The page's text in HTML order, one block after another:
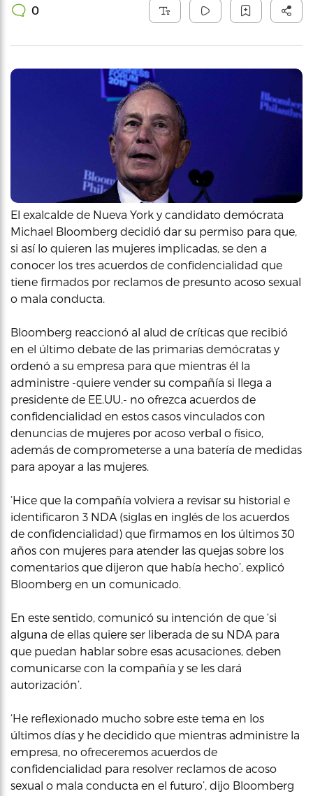
0
El exalcalde de Nueva York y candidato demócrata
Michael Bloomberg decidió dar su permiso para que,
si así lo quieren las mujeres implicadas, se den a
conocer los tres acuerdos de confidencialidad que
tiene firmados por reclamos de presunto acoso sexual
o mala conducta.
Bloomberg reaccionó al alud de críticas que recibió
en el último debate de las primarias demócratas y
ordenó a su empresa para que mientras él la
administre -quiere vender su compañía si llega a
presidente de EE.UU.- no ofrezca acuerdos de
confidencialidad en estos casos vinculados con
denuncias de mujeres por acoso verbal o físico,
además de comprometerse a una batería de medidas
para apoyar a las mujeres.
‘Hice que la compañía volviera a revisar su historial e
identificaron 3 NDA (siglas en inglés de los acuerdos
de confidencialidad) que firmamos en los últimos 30
años con mujeres para atender las quejas sobre los
comentarios que dijeron que había hecho’, explicó
Bloomberg en un comunicado.
En este sentido, comunicó su intención de que ‘si
alguna de ellas quiere ser liberada de su NDA para
que puedan hablar sobre esas acusaciones, deben
comunicarse con la compañía y se les dará
autorización’.
‘He reflexionado mucho sobre este tema en los
últimos días y he decidido que mientras administre la
empresa, no ofreceremos acuerdos de
confidencialidad para resolver reclamos de acoso
sexual o mala conducta en el futuro’, dijo Bloomberg